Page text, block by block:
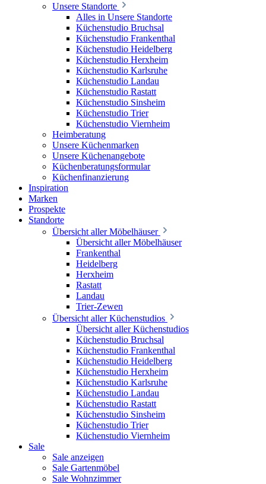
Unsere Standorte
Alles in Unsere Standorte
Küchenstudio Bruchsal
Küchenstudio Frankenthal
Küchenstudio Heidelberg
Küchenstudio Herxheim
Küchenstudio Karlsruhe
Küchenstudio Landau
Küchenstudio Rastatt
Küchenstudio Sinsheim
Küchenstudio Trier
Küchenstudio Viernheim
Heimberatung
Unsere Küchenmarken
Unsere Küchenangebote
Küchenberatungsformular
Küchenfinanzierung
Inspiration
Marken
Prospekte
Standorte
Übersicht aller Möbelhäuser
Übersicht aller Möbelhäuser
Frankenthal
Heidelberg
Herxheim
Rastatt
Landau
Trier-Zewen
Übersicht aller Küchenstudios
Übersicht aller Küchenstudios
Küchenstudio Bruchsal
Küchenstudio Frankenthal
Küchenstudio Heidelberg
Küchenstudio Herxheim
Küchenstudio Karlsruhe
Küchenstudio Landau
Küchenstudio Rastatt
Küchenstudio Sinsheim
Küchenstudio Trier
Küchenstudio Viernheim
Sale
Sale anzeigen
Sale Gartenmöbel
Sale Wohnzimmer